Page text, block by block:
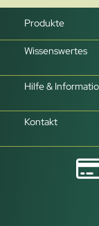
Produkte
Wissenswertes
Hilfe &
Kontakt